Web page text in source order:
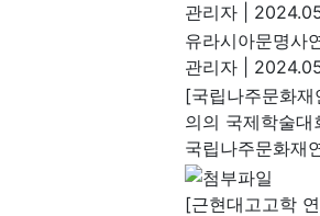
관리자
유라시아문명사
관리자
[국립나주문화
의의 국제학술
국립나주문화재
[근현대고고학